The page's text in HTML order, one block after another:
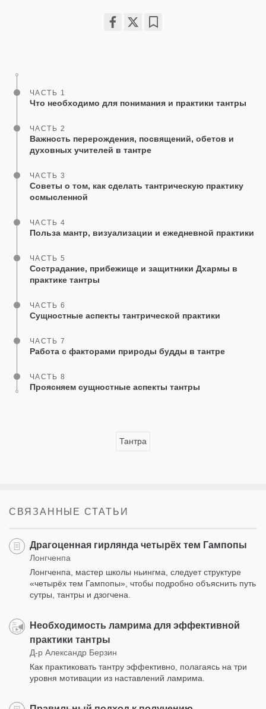
ЧАСТЬ 1
Что необходимо для понимания и практики тантры
ЧАСТЬ 2
Важность перерождения, посвящений, обетов и
духовных учителей в тантре
ЧАСТЬ 3
Советы о том, как сделать тантрическую практику
осмысленной
ЧАСТЬ 4
Польза мантр, визуализации и ежедневной практики
ЧАСТЬ 5
Сострадание, прибежище и защитники Дхармы в
практике тантры
ЧАСТЬ 6
Сущностные аспекты тантрической практики
ЧАСТЬ 7
Работа с факторами природы будды в тантре
ЧАСТЬ 8
Проясняем сущностные аспекты тантры
Тантра
СВЯЗАННЫЕ СТАТЬИ
Драгоценная гирлянда четырёх тем Гампопы
Лонгченпа
Лонгченпа, мастер школы ньингма, следует структуре
«четырёх тем Гампопы», чтобы подробно объяснить путь
сутры, тантры и дзогчена.
Необходимость ламрима для эффективной
практики тантры
Д-р Александр Берзин
Как практиковать тантру эффективно, полагаясь на три
уровня мотивации из наставлений ламрима.